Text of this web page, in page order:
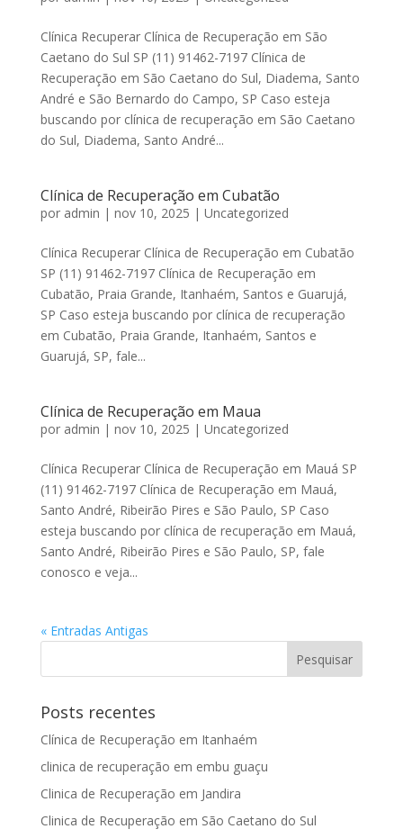
Clínica Recuperar Clínica de Recuperação em São
Caetano do Sul SP (11) 91462-7197 Clínica de
Recuperação em São Caetano do Sul, Diadema, Santo
André e São Bernardo do Campo, SP Caso esteja
buscando por clínica de recuperação em São Caetano
do Sul, Diadema, Santo André...
Clínica de Recuperação em Cubatão
por admin | nov 10, 2025 | Uncategorized
Clínica Recuperar Clínica de Recuperação em Cubatão
SP (11) 91462-7197 Clínica de Recuperação em
Cubatão, Praia Grande, Itanhaém, Santos e Guarujá,
SP Caso esteja buscando por clínica de recuperação
em Cubatão, Praia Grande, Itanhaém, Santos e
Guarujá, SP, fale...
Clínica de Recuperação em Maua
por admin | nov 10, 2025 | Uncategorized
Clínica Recuperar Clínica de Recuperação em Mauá SP
(11) 91462-7197 Clínica de Recuperação em Mauá,
Santo André, Ribeirão Pires e São Paulo, SP Caso
esteja buscando por clínica de recuperação em Mauá,
Santo André, Ribeirão Pires e São Paulo, SP, fale
conosco e veja...
« Entradas Antigas
Posts recentes
Clínica de Recuperação em Itanhaém
clinica de recuperação em embu guaçu
Clinica de Recuperação em Jandira
Clinica de Recuperação em São Caetano do Sul